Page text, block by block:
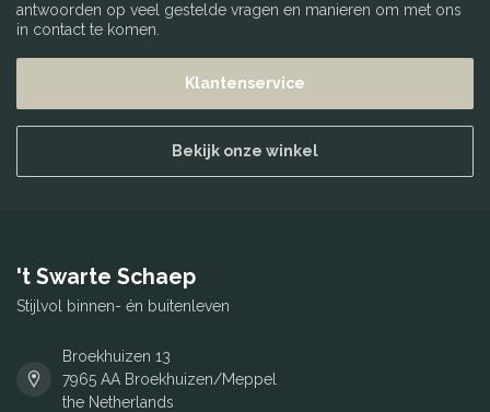
antwoorden op veel gestelde vragen en manieren om met ons
in contact te komen.
Klantenservice
Bekijk onze winkel
't Swarte Schaep
Stijlvol binnen- én buitenleven
Broekhuizen 13
7965 AA Broekhuizen/Meppel
the Netherlands